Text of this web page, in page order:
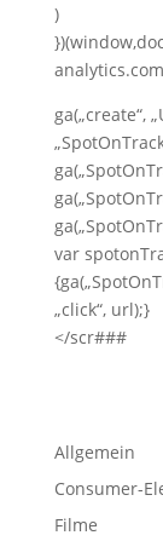
)
ga(„create“,
var
„click“, url);}
</scr###
Allgemein
Consumer-
Filme